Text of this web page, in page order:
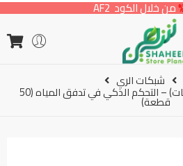
من خلال الكود AF2
شبكات الري
نقاط ري قابل للضبط (8 فتحات) – التحكم الذكي في تدفق المياه (50
قطعة)